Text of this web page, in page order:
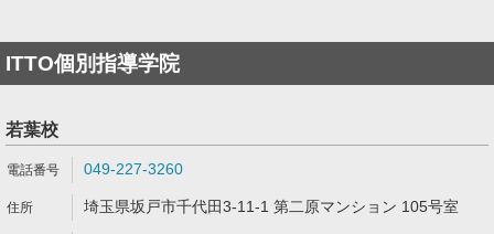
ITTO個別指導学院
若葉校
049-227-3260
埼玉県坂戸市千代田3-11-1 第二原マンション 105号室